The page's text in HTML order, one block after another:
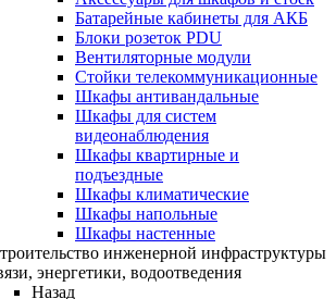
Батарейные кабинеты для АКБ
Блоки розеток PDU
Вентиляторные модули
Стойки телекоммуникационные
Шкафы антивандальные
Шкафы для систем
видеонаблюдения
Шкафы квартирные и
подъездные
Шкафы климатические
Шкафы напольные
Шкафы настенные
инженерной инфраструктуры
энергетики, водоотведения
Назад